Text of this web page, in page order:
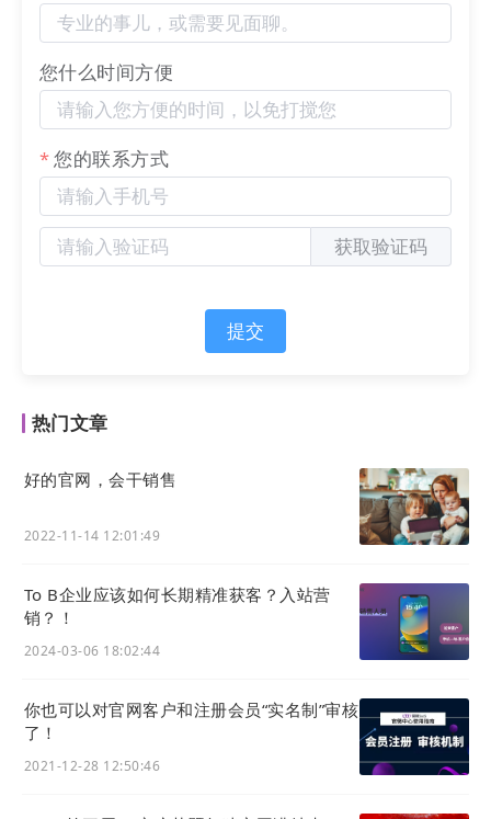
数量和限购数量。
2) 移动端支持积分购买知识付费专栏
您什么时间方便
您的联系方式
获取验证码
提交
热门文章
好的官网，会干销售
2022-11-14 12:01:49
To B企业应该如何长期精准获客？入站营
销？！
2024-03-06 18:02:44
你也可以对官网客户和注册会员“实名制”审核
了！
2021-12-28 12:50:46